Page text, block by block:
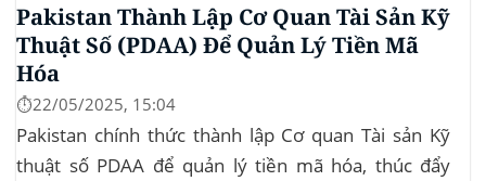
Pakistan Thành Lập Cơ Quan Tài Sản Kỹ
Thuật Số (PDAA) Để Quản Lý Tiền Mã
Hóa
⏱️22/05/2025, 15:04
Pakistan chính thức thành lập Cơ quan Tài sản Kỹ
thuật số PDAA để quản lý tiền mã hóa, thúc đẩy